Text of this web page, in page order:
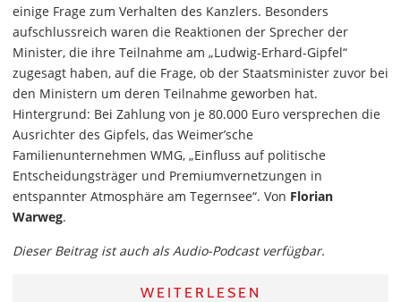
einige Frage zum Verhalten des Kanzlers. Besonders
aufschlussreich waren die Reaktionen der Sprecher der
Minister, die ihre Teilnahme am „Ludwig-Erhard-Gipfel“
zugesagt haben, auf die Frage, ob der Staatsminister zuvor bei
den Ministern um deren Teilnahme geworben hat.
Hintergrund: Bei Zahlung von je 80.000 Euro versprechen die
Ausrichter des Gipfels, das Weimer’sche
Familienunternehmen WMG, „Einfluss auf politische
Entscheidungsträger und Premiumvernetzungen in
entspannter Atmosphäre am Tegernsee“. Von Florian
Warweg.
Dieser Beitrag ist auch als Audio-Podcast verfügbar.
WEITERLESEN